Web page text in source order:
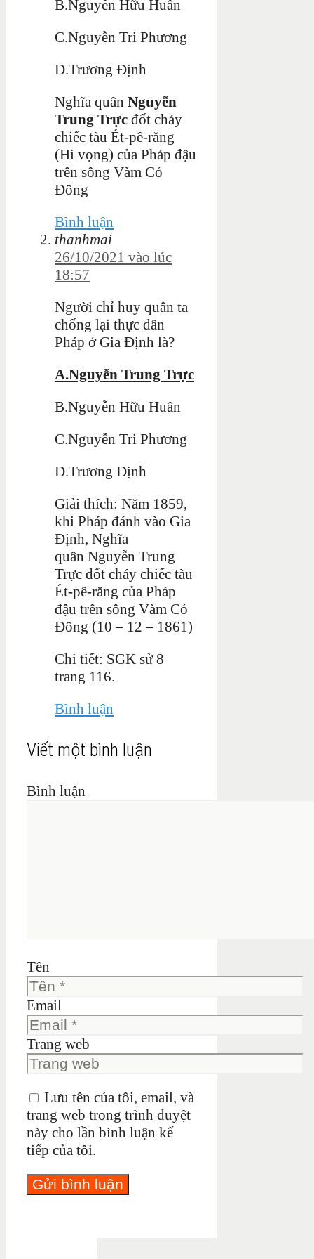
B.Nguyễn Hữu Huân
C.Nguyễn Tri Phương
D.Trương Định
Nghĩa quân Nguyễn
Trung Trực đốt cháy
chiếc tàu Ét-pê-răng
(Hi vọng) của Pháp đậu
trên sông Vàm Cỏ
Đông
Bình luận
thanhmai
26/10/2021 vào lúc
18:57
Người chỉ huy quân ta
chống lại thực dân
Pháp ở Gia Định là?
A.Nguyễn Trung Trực
B.Nguyễn Hữu Huân
C.Nguyễn Tri Phương
D.Trương Định
Giải thích: Năm 1859,
khi Pháp đánh vào Gia
Định, Nghĩa
quân Nguyễn Trung
Trực đốt cháy chiếc tàu
Ét-pê-răng của Pháp
đậu trên sông Vàm Cỏ
Đông (10 – 12 – 1861)
Chi tiết: SGK sử 8
trang 116.
Bình luận
Viết một bình luận
Bình luận
Tên
Email
Trang web
Lưu tên của tôi, email, và
trang web trong trình duyệt
này cho lần bình luận kế
tiếp của tôi.